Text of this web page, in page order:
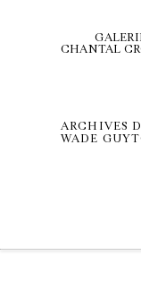
CHANTAL
ARCHIVES
WADE